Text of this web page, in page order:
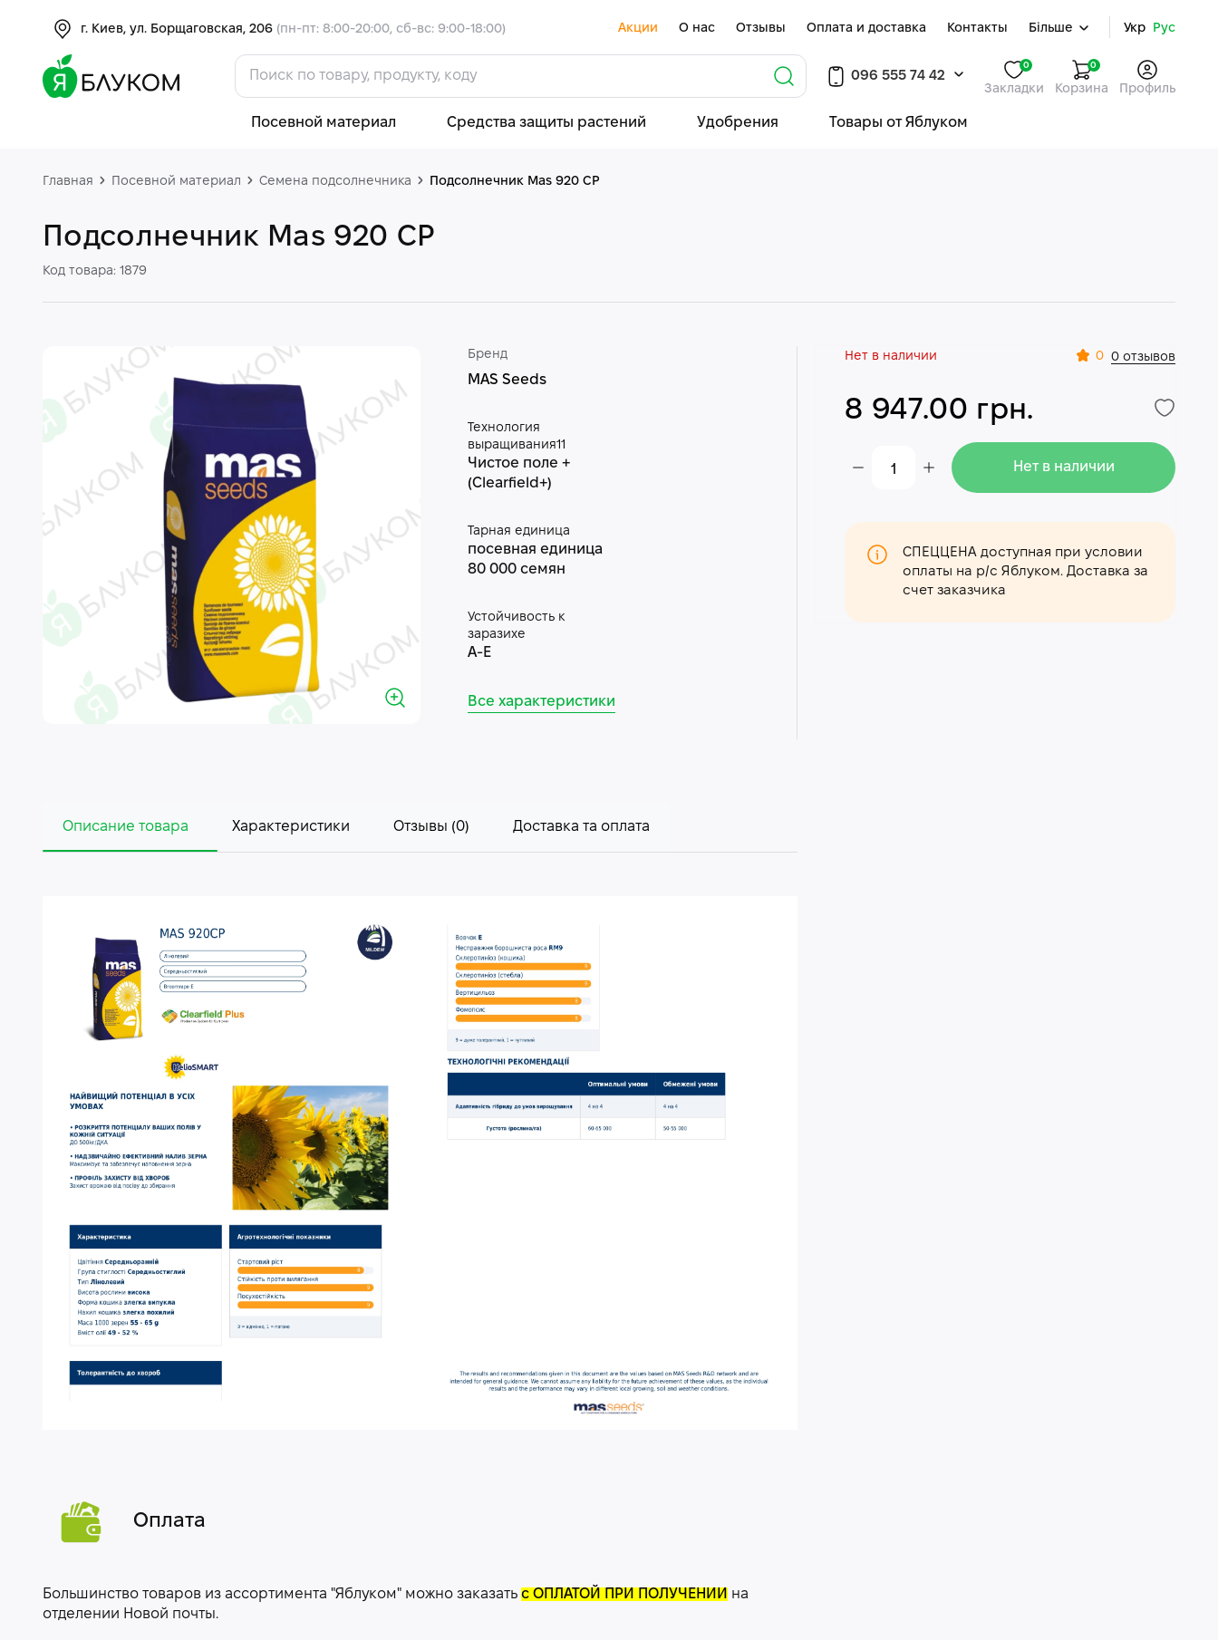
г. Киев, ул. Борщаговская, 206 (пн-пт: 8:00-20:00, сб-вс: 9:00-18:00) Акции О нас Отзывы Оплата и доставка Контакты Більше Укр Рус
096 555 74 42
Закладки
0 0
Корзина Профиль
Посевной материал Средства защиты растений Удобрения Товары от Яблуком
Главная Посевной материал Семена подсолнечника Подсолнечник Mas 920 CP
Подсолнечник Mas 920 CP
Код товара: 1879
Бренд
MAS Seeds
Технология
выращивания11
Чистое поле +
(Clearfield+)
Тарная единица
посевная единица
80 000 семян
Устойчивость к
заразихе
A-E
Все характеристики
Нет в наличии 0 0 отзывов
8 947.00 грн.
Нет в наличии
СПЕЦЦЕНА доступная при условии
оплаты на р/с Яблуком. Доставка за
счет заказчика
Описание товара Характеристики Отзывы (0) Доставка та оплата
Оплата
Большинство товаров из ассортимента "Яблуком" можно заказать с ОПЛАТОЙ ПРИ ПОЛУЧЕНИИ на
отделении Новой почты.